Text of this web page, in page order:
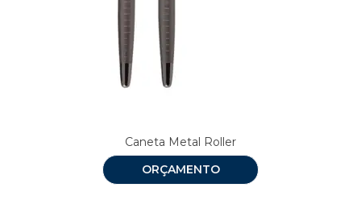
Caneta Metal Roller
ORÇAMENTO